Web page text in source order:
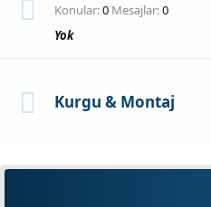
Konular 0 Mesajlar 0
Yok
Kurgu & Montaj